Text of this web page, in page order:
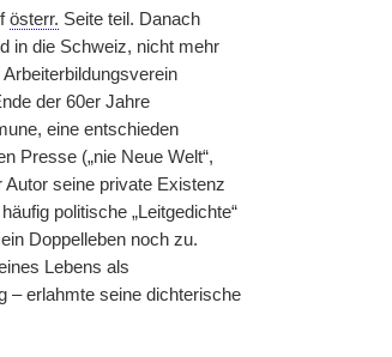
österr. Seite teil. Danach
in die Schweiz, nicht mehr
der 60er Jahre
eine entschieden
Presse („nie Neue Welt“,
Autor seine private Existenz
politische „Leitgedichte“
Doppelleben noch zu.
Lebens als
– erlahmte seine dichterische